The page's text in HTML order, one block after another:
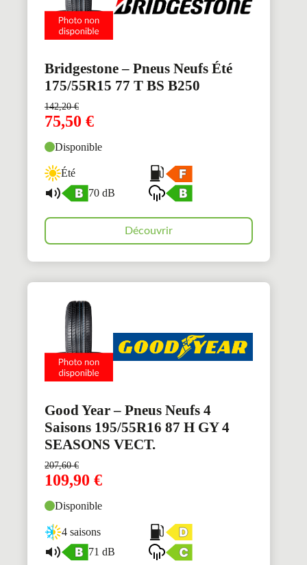
Bridgestone – Pneus Neufs Été
175/55R15 77 T BS B250
142,20€
75,50 €
Disponible
Été
70 dB
Découvrir
Good Year – Pneus Neufs 4
Saisons 195/55R16 87 H GY 4
SEASONS VECT.
207,60€
109,90 €
Disponible
4 saisons
71 dB